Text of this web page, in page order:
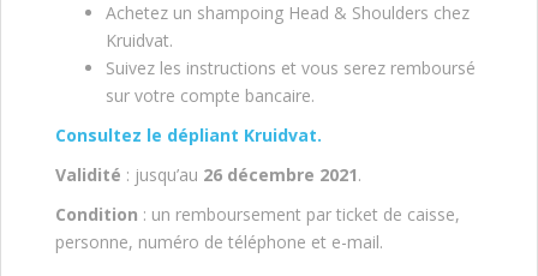
Achetez un shampoing Head & Shoulders chez
Kruidvat.
Suivez les instructions et vous serez remboursé
sur votre compte bancaire.
Consultez le dépliant Kruidvat.
Validité : jusqu’au 26 décembre 2021.
Condition : un remboursement par ticket de caisse,
personne, numéro de téléphone et e-mail.